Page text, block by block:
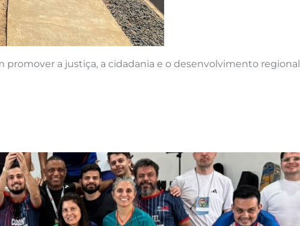
a justiça, a cidadania e o desenvolvimento regional